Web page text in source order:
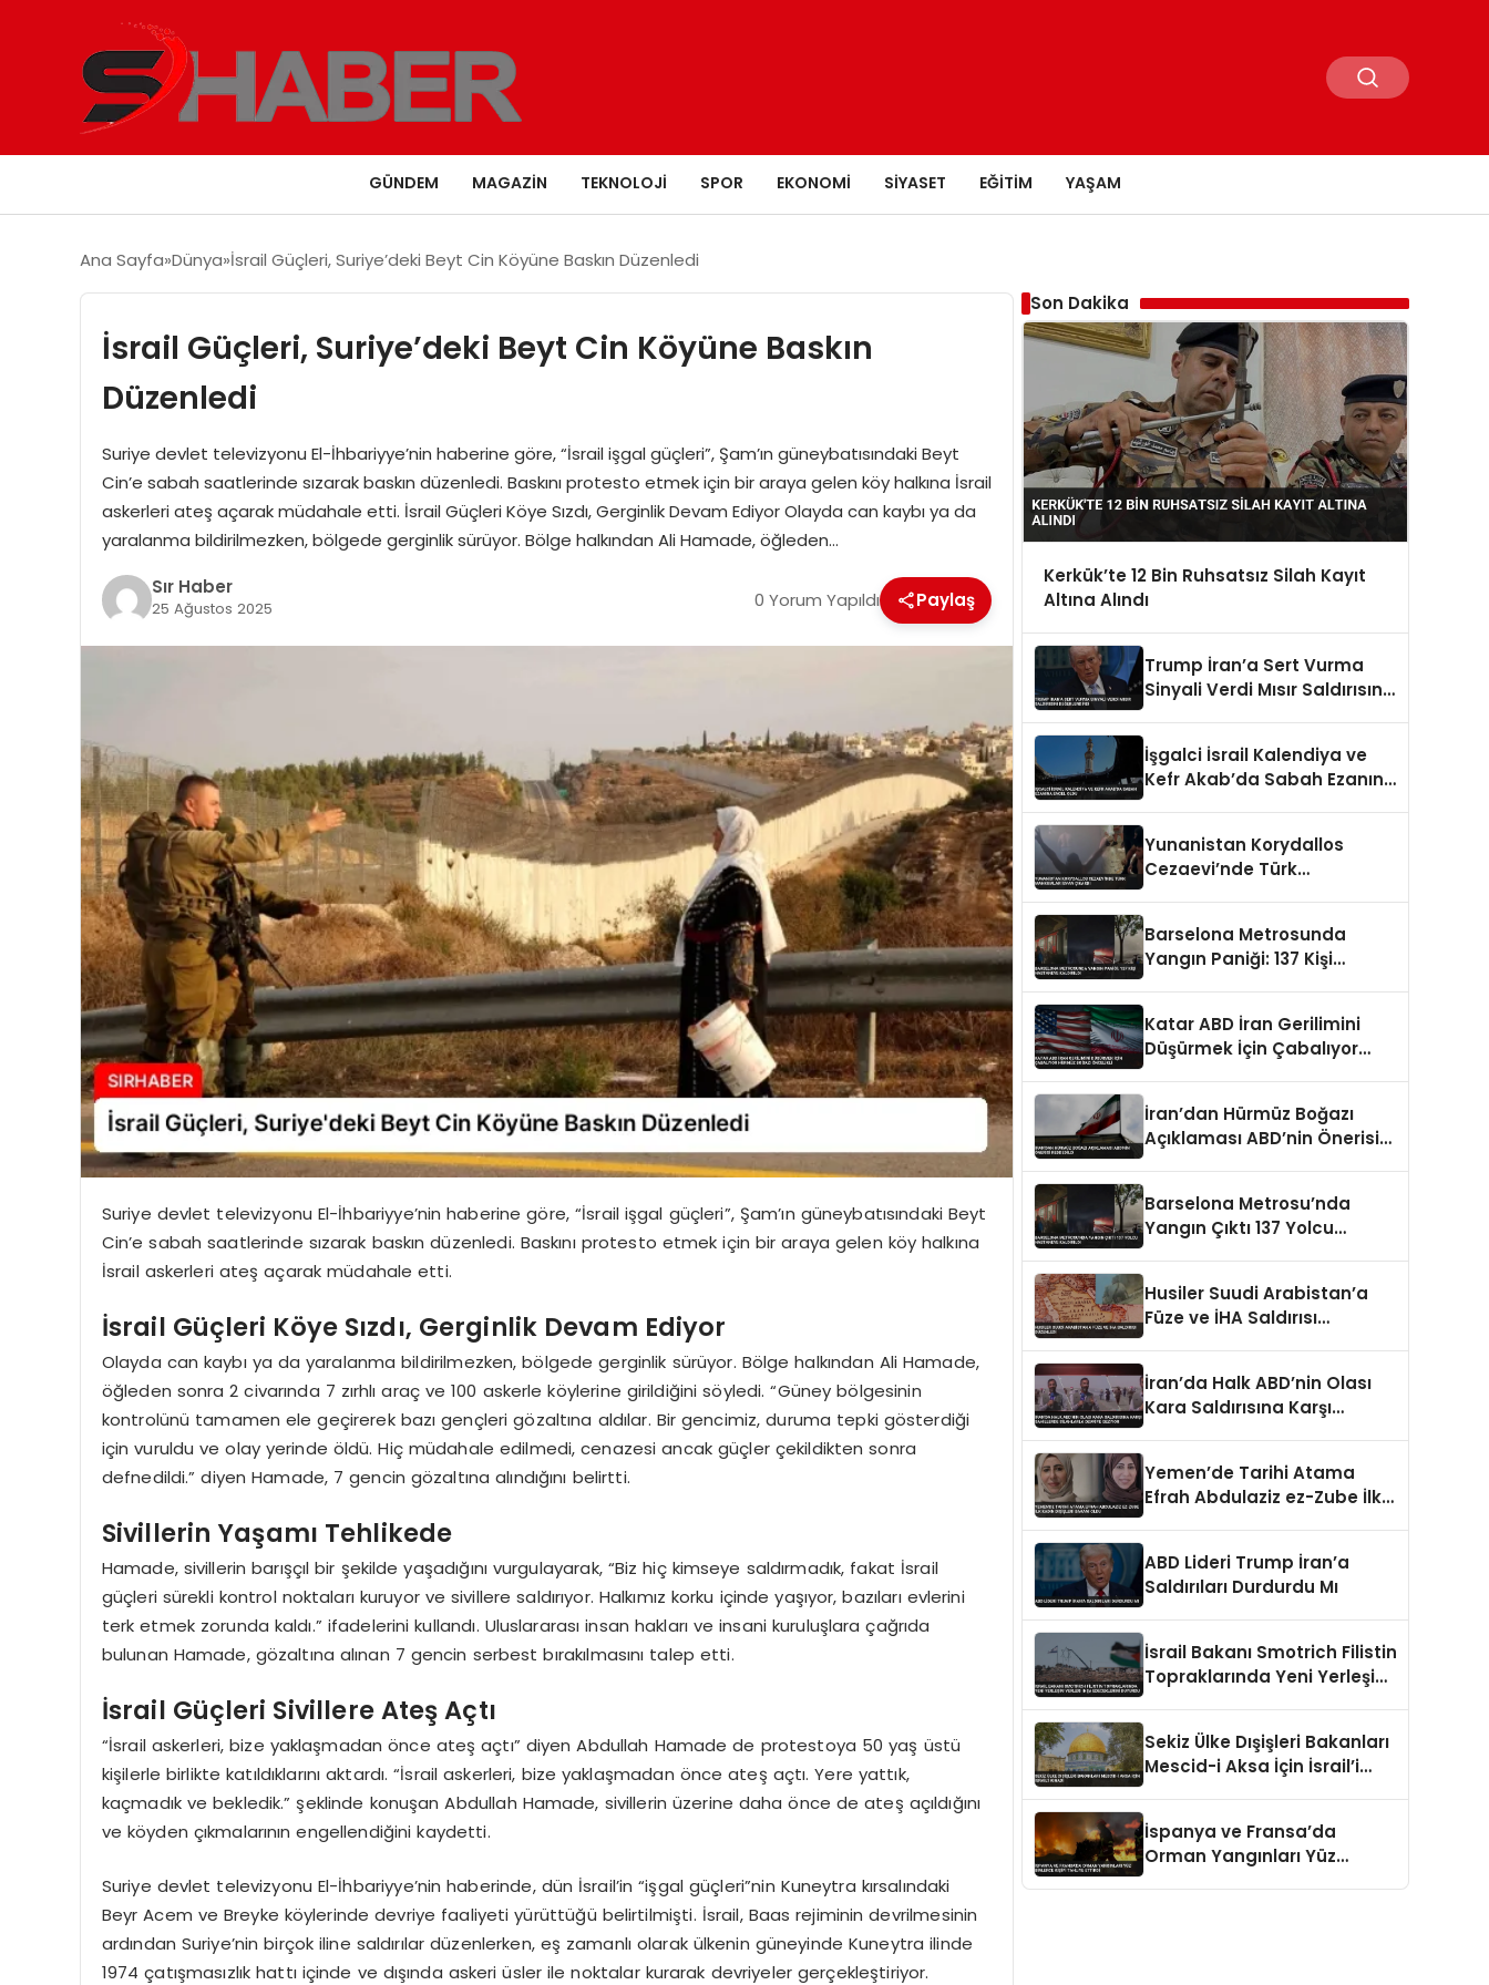
GÜNDEM MAGAZIN TEKNOLOJI SPOR EKONOMI SIYASET EĞITIM YAŞAM
Ana Sayfa Dünya İsrail Güçleri, Suriye’deki Beyt Cin Köyüne Baskın Düzenledi
İsrail Güçleri, Suriye’deki Beyt Cin Köyüne Baskın
Düzenledi
Suriye devlet televizyonu El-İhbariyye’nin haberine göre, “İsrail işgal güçleri”, Şam’ın güneybatısındaki Beyt
Cin’e sabah saatlerinde sızarak baskın düzenledi. Baskını protesto etmek için bir araya gelen köy halkına İsrail
askerleri ateş açarak müdahale etti. İsrail Güçleri Köye Sızdı, Gerginlik Devam Ediyor Olayda can kaybı ya da
yaralanma bildirilmezken, bölgede gerginlik sürüyor. Bölge halkından Ali Hamade, öğleden…
Sır Haber
25 Ağustos 2025 0 Yorum Yapıldı Paylaş
Suriye devlet televizyonu El-İhbariyye’nin haberine göre, “İsrail işgal güçleri”, Şam’ın güneybatısındaki Beyt
Cin’e sabah saatlerinde sızarak baskın düzenledi. Baskını protesto etmek için bir araya gelen köy halkına
İsrail askerleri ateş açarak müdahale etti.
İsrail Güçleri Köye Sızdı, Gerginlik Devam Ediyor
Olayda can kaybı ya da yaralanma bildirilmezken, bölgede gerginlik sürüyor. Bölge halkından Ali Hamade,
öğleden sonra 2 civarında 7 zırhlı araç ve 100 askerle köylerine girildiğini söyledi. “Güney bölgesinin
kontrolünü tamamen ele geçirerek bazı gençleri gözaltına aldılar. Bir gencimiz, duruma tepki gösterdiği
için vuruldu ve olay yerinde öldü. Hiç müdahale edilmedi, cenazesi ancak güçler çekildikten sonra
defnedildi.” diyen Hamade, 7 gencin gözaltına alındığını belirtti.
Sivillerin Yaşamı Tehlikede
Hamade, sivillerin barışçıl bir şekilde yaşadığını vurgulayarak, “Biz hiç kimseye saldırmadık, fakat İsrail
güçleri sürekli kontrol noktaları kuruyor ve sivillere saldırıyor. Halkımız korku içinde yaşıyor, bazıları evlerini
terk etmek zorunda kaldı.” ifadelerini kullandı. Uluslararası insan hakları ve insani kuruluşlara çağrıda
bulunan Hamade, gözaltına alınan 7 gencin serbest bırakılmasını talep etti.
İsrail Güçleri Sivillere Ateş Açtı
“İsrail askerleri, bize yaklaşmadan önce ateş açtı” diyen Abdullah Hamade de protestoya 50 yaş üstü
kişilerle birlikte katıldıklarını aktardı. “İsrail askerleri, bize yaklaşmadan önce ateş açtı. Yere yattık,
kaçmadık ve bekledik.” şeklinde konuşan Abdullah Hamade, sivillerin üzerine daha önce de ateş açıldığını
ve köyden çıkmalarının engellendiğini kaydetti.
Suriye devlet televizyonu El-İhbariyye’nin haberinde, dün İsrail’in “işgal güçleri”nin Kuneytra kırsalındaki
Beyr Acem ve Breyke köylerinde devriye faaliyeti yürüttüğü belirtilmişti. İsrail, Baas rejiminin devrilmesinin
ardından Suriye’nin birçok iline saldırılar düzenlerken, eş zamanlı olarak ülkenin güneyinde Kuneytra ilinde
1974 çatışmasızlık hattı içinde ve dışında askeri üsler ile noktalar kurarak devriyeler gerçekleştiriyor.
Son Dakika
Kerkük’te 12 Bin Ruhsatsız Silah Kayıt
Altına Alındı
Trump İran’a Sert Vurma
Sinyali Verdi Mısır Saldırısını
İşgalci İsrail Kalendiya ve
Kefr Akab’da Sabah Ezanına
Yunanistan Korydallos
Cezaevi’nde Türk
Barselona Metrosunda
Yangın Paniği: 137 Kişi
Katar ABD İran Gerilimini
Düşürmek İçin Çabalıyor
İran’dan Hürmüz Boğazı
Açıklaması ABD’nin Önerisi
Barselona Metrosu’nda
Yangın Çıktı 137 Yolcu
Husiler Suudi Arabistan’a
Füze ve İHA Saldırısı
İran’da Halk ABD’nin Olası
Kara Saldırısına Karşı
Yemen’de Tarihi Atama
Efrah Abdulaziz ez-Zube İlk
ABD Lideri Trump İran’a
Saldırıları Durdurdu Mı
İsrail Bakanı Smotrich Filistin
Topraklarında Yeni Yerleşim
Sekiz Ülke Dışişleri Bakanları
Mescid-i Aksa İçin İsrail’i
İspanya ve Fransa’da
Orman Yangınları Yüz